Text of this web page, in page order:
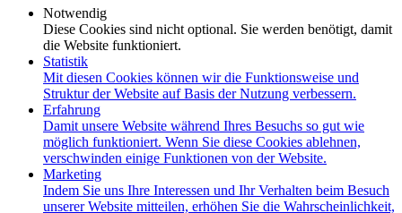
Notwendig
Diese Cookies sind nicht optional. Sie werden benötigt, damit
die Website funktioniert.
Statistik
Mit diesen Cookies können wir die Funktionsweise und
Struktur der Website auf Basis der Nutzung verbessern.
Erfahrung
Damit unsere Website während Ihres Besuchs so gut wie
möglich funktioniert. Wenn Sie diese Cookies ablehnen,
verschwinden einige Funktionen von der Website.
Marketing
Indem Sie uns Ihre Interessen und Ihr Verhalten beim Besuch
unserer Website mitteilen, erhöhen Sie die Wahrscheinlichkeit,